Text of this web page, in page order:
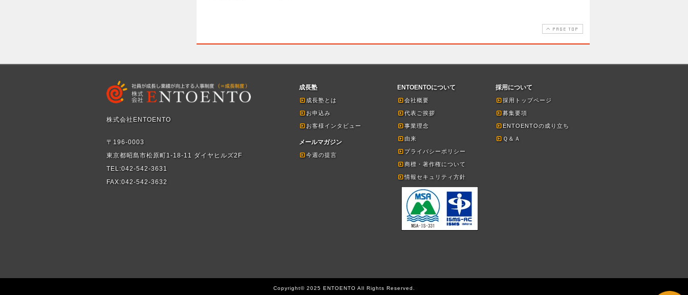
PAGE TOP
株式会社ENTOENTO
〒196-0003
東京都昭島市松原町1-18-11 ダイヤヒルズ2F
TEL:042-542-3631
FAX:042-542-3632
成長塾
成長塾とは
お申込み
お客様インタビュー
メールマガジン
今週の提言
ENTOENTOについて
会社概要
代表ご挨拶
事業理念
由来
プライバシーポリシー
商標・著作権について
情報セキュリティ方針
採用について
採用トップページ
募集要項
ENTOENTOの成り立ち
Ｑ＆Ａ
Copyright© 2025 ENTOENTO All Rights Reserved.